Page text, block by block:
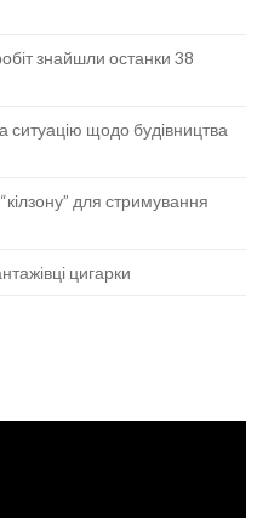
знайшли останки 38
щодо будівництва
для стримування
цигарки